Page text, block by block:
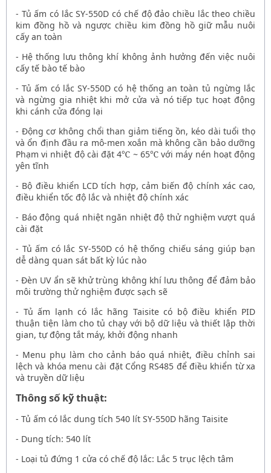
- Tủ ấm có lắc SY-550D có chế độ đảo chiều lắc theo chiều
kim đồng hồ và ngược chiều kim đồng hồ giữ mẫu nuôi
cấy an toàn
- Hệ thống lưu thông khí không ảnh hưởng đến việc nuôi
cấy tế bào tế bào
-Tủ ấm có lắc SY-550D có hệ thống an toàn tủ ngừng lắc
và ngừng gia nhiệt khi mở cửa và nó tiếp tục hoạt động
khi cánh cửa đóng lại
- Động cơ không chổi than giảm tiếng ồn, kéo dài tuổi thọ
và ổn định đầu ra mô-men xoắn mà không cần bảo dưỡng
Phạm vi nhiệt độ cài đặt 4℃ ~ 65℃ với máy nén hoạt động
yên tĩnh
- Bộ điều khiển LCD tích hợp, cảm biến độ chính xác cao,
điều khiển tốc độ lắc và nhiệt độ chính xác
- Báo động quá nhiệt ngăn nhiệt độ thử nghiệm vượt quá
cài đặt
- Tủ ấm có lắc SY-550Dcó hệ thống chiếu sáng giúp bạn
dễ dàng quan sát bất kỳ lúc nào
- Đèn UV ẩn sẽ khử trùng không khí lưu thông để đảm bảo
môi trường thử nghiệm được sạch sẽ
- Tủ ấm lạnh có lắc hãng Taisitecó bộ điều khiển PID
thuận tiện làm cho tủ chạy với bộ dữ liệu và thiết lập thời
gian, tự động tắt máy, khởi động nhanh
- Menu phụ làm cho cảnh báo quá nhiệt, điều chỉnh sai
lệch và khóa menu cài đặt Cổng RS485 để điều khiển từ xa
và truyền dữ liệu
Thông số kỹ thuật:
- Tủ ấm có lắc dung tích 540 lít SY-550D hãng Taisite
- Dung tích: 540 lít
- Loại tủ đứng 1 cửa có chế độ lắc: Lắc 5 trục lệch tâm